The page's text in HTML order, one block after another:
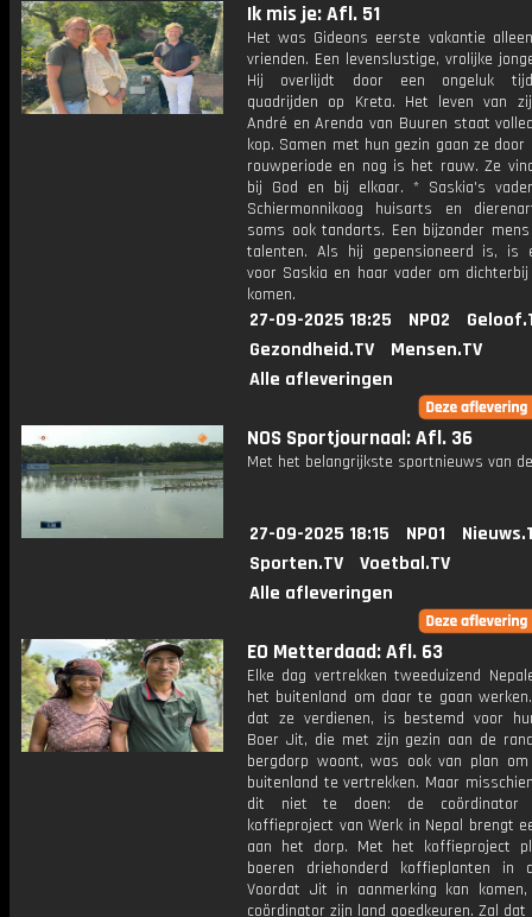
Ik mis je: Afl. 51
Het was Gideons eerste vakantie
vrienden. Een levenslustige, vrolijke
Hij overlijdt door een ongeluk
quadrijden op Kreta. Het leven van
André en Arenda van Buuren staat
kop. Samen met hun gezin gaan ze door
rouwperiode en nog is het rauw. Ze
bij God en bij elkaar. * Saskia's
Schiermonnikoog huisarts en
soms ook tandarts. Een bijzonder
talenten. Als hij gepensioneerd is, is
voor Saskia en haar vader om
komen.
27-09-2025 18:25 NPO2
Gezondheid.TV
Mensen.TV
Alle afleveringen
NOS Sportjournaal: Afl. 36
Met het belangrijkste sportnieuws van
27-09-2025 18:15 NPO1
Sporten.TV
Voetbal.TV
Alle afleveringen
EO Metterdaad: Afl. 63
Elke dag vertrekken tweeduizend
het buitenland om daar te gaan
dat ze verdienen, is bestemd voor
Boer Jit, die met zijn gezin aan de
bergdorp woont, was ook van plan
buitenland te vertrekken. Maar
dit niet te doen: de coördinator
koffieproject van Werk in Nepal brengt
aan het dorp. Met het koffieproject
boeren driehonderd koffieplanten in
Voordat Jit in aanmerking kan
coördinator zijn land goedkeuren. Zal dat